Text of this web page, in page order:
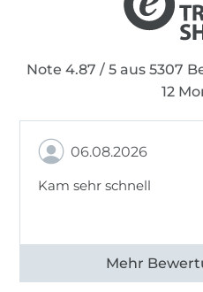
Note 4.87 / 5 aus 5307
12
06.08.2026
Kam sehr schnell
Alle 82968